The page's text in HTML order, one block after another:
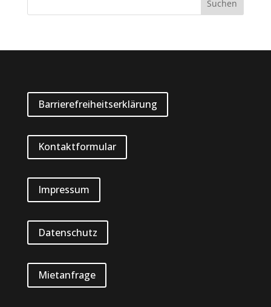
Barrierefreiheitserklärung
Kontaktformular
Impressum
Datenschutz
Mietanfrage